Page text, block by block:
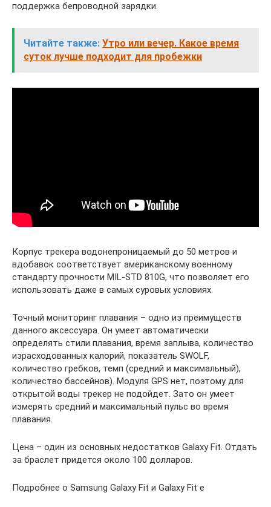
поддержка бепроводной зарядки.
Читайте также: Утро или вечер. Какое время
суток лучше подходит для пробежки
Корпус трекера водонепроницаемый до 50 метров и
вдобавок соответствует американскому военному
стандарту прочности MIL-STD 810G, что позволяет его
использовать даже в самых суровых условиях.
Точный мониторинг плавания – одно из преимуществ
данного аксессуара. Он умеет автоматически
определять стили плавания, время заплыва, количество
израсходованных калорий, показатель SWOLF,
количество гребков, темп (средний и максимальный),
количество бассейнов). Модуля GPS нет, поэтому для
открытой воды трекер не подойдет. Зато он умеет
измерять средний и максимальный пульс во время
плавания.
Цена – один из основных недостатков Galaxy Fit. Отдать
за браслет придется около 100 долларов.
Подробнее о Samsung Galaxy Fit и Galaxy Fit e